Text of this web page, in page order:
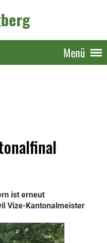
Menü
ist erneut
Vize-Kantonalmeister